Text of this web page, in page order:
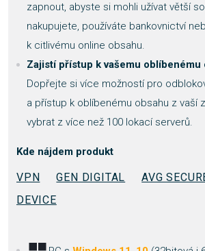
zapnout, abyste si mohli užívat větší
nakupujete, používáte bankovnictví
k citlivému online obsahu.
Zajistí přístup k vašemu oblíbenému
Dopřejte si více možností pro
a přístup k oblíbenému obsahu z vaší
vybrat z více než 100 lokací serverů.
Kde nájdem produkt
VPN GEN DIGITAL
AVG
DEVICE